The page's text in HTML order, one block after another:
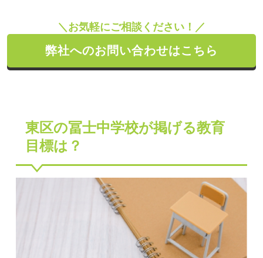
＼お気軽にご相談ください！／
弊社へのお問い合わせはこちら
東区の冨士中学校が掲げる教育
目標は？